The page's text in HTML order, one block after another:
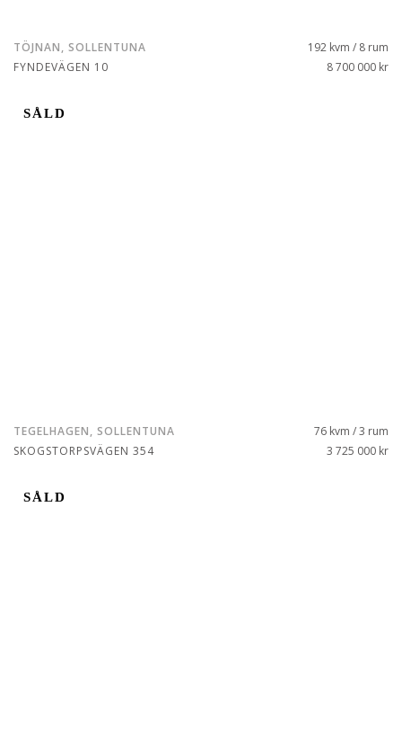
TÖJNAN, SOLLENTUNA
FYNDEVÄGEN 10
192 kvm / 8 rum
8 700 000 kr
SÅLD
TEGELHAGEN, SOLLENTUNA
SKOGSTORPSVÄGEN 354
76 kvm / 3 rum
3 725 000 kr
SÅLD